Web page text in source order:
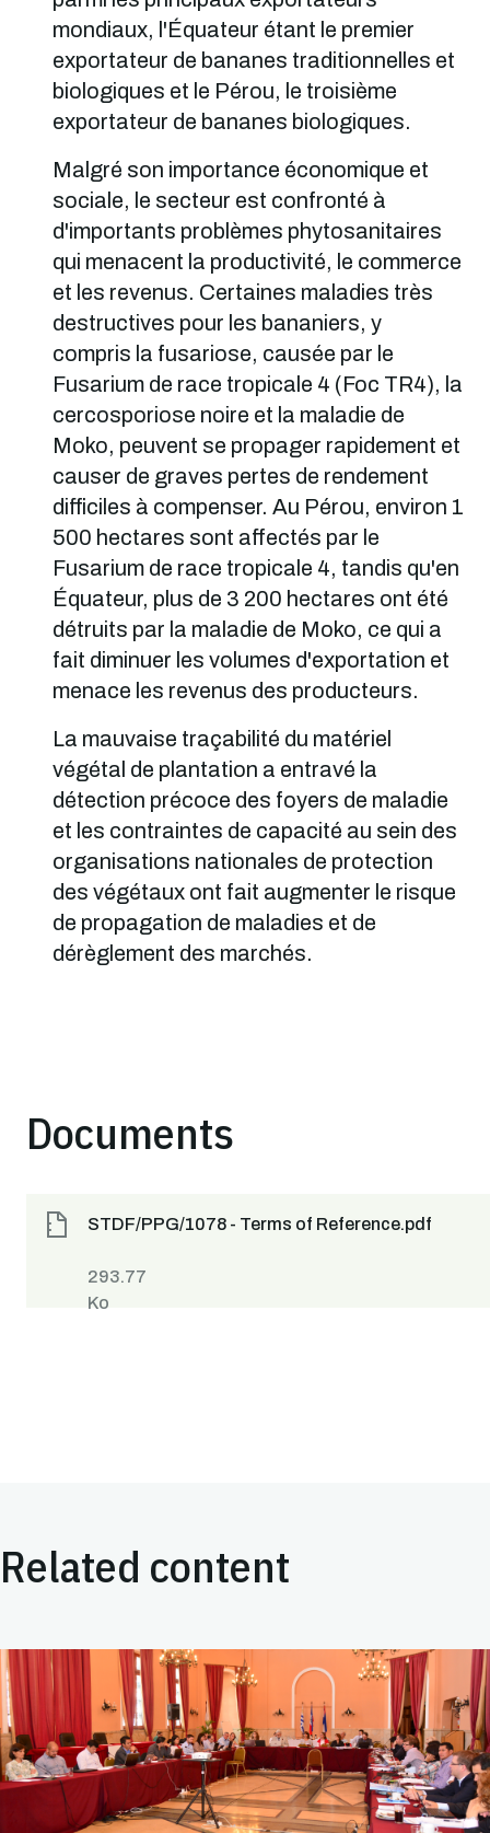
mondiaux, l'Équateur étant le premier
exportateur de bananes traditionnelles et
biologiques et le Pérou, le troisième
exportateur de bananes biologiques.
Malgré son importance économique et
sociale, le secteur est confronté à
d'importants problèmes phytosanitaires
qui menacent la productivité, le commerce
et les revenus. Certaines maladies très
destructives pour les bananiers, y
compris la fusariose, causée par le
Fusarium de race tropicale 4 (Foc TR4), la
cercosporiose noire et la maladie de
Moko, peuvent se propager rapidement et
causer de graves pertes de rendement
difficiles à compenser. Au Pérou, environ 1
500 hectares sont affectés par le
Fusarium de race tropicale 4, tandis qu'en
Équateur, plus de 3 200 hectares ont été
détruits par la maladie de Moko, ce qui a
fait diminuer les volumes d'exportation et
menace les revenus des producteurs.
La mauvaise traçabilité du matériel
végétal de plantation a entravé la
détection précoce des foyers de maladie
et les contraintes de capacité au sein des
organisations nationales de protection
des végétaux ont fait augmenter le risque
de propagation de maladies et de
dérèglement des marchés.
Documents
STDF/PPG/1078 - Terms of Reference.pdf
293.77
Ko
Related content